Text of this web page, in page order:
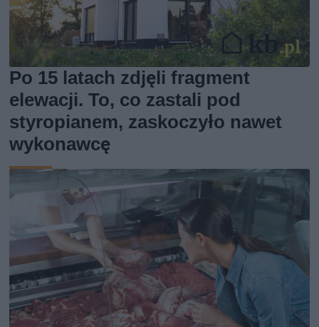
Po 15 latach zdjęli fragment
elewacji. To, co zastali pod
styropianem, zaskoczyło nawet
wykonawcę